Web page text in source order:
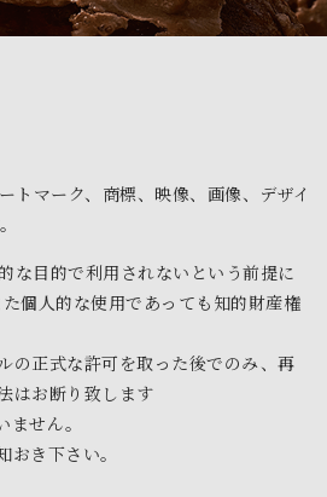
トマーク、商標、映像、画像、デザイ
な目的で利用されないという前提に
個人的な使用であっても知的財産権
の正式な許可を取った後でのみ、再
はお断り致します
せん。
き下さい。